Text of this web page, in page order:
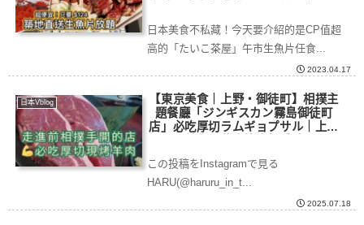
日本美食不私藏！今天要介紹的是CP值超
高的「たいこ茶屋」午市生魚片任食...
2023.04.17
日本Vblog
【東京美食｜上野・御徒町】相撲主
題餐廳「ジンギスカン霧島御徒町
店」必吃厚切ラムギョプサル｜上野
この投稿をInstagramで見る
HARU(@haruru_in_t...
2025.07.18